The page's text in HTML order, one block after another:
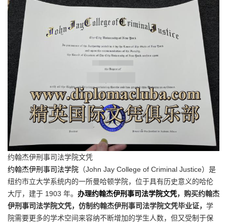
约翰杰伊刑事司法学院文凭
约翰杰伊刑事司法学院 （John Jay College of Criminal Justice）是
纽约市立大学系统内的一所曼哈顿学院，位于具有历史意义的哈伦
大厅，建于 1903 年。 办理约翰杰伊刑事司法学院文凭，购买约翰杰
伊刑事司法学院文凭，仿制约翰杰伊刑事司法学院文凭毕业证， 学
院需要更多的学术空间来容纳不断增加的学生人数，但又受制于保